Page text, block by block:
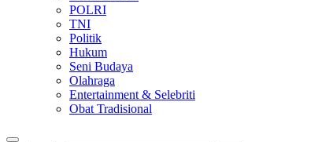
POLRI
TNI
Politik
Hukum
Seni Budaya
Olahraga
Entertainment & Selebriti
Obat Tradisional